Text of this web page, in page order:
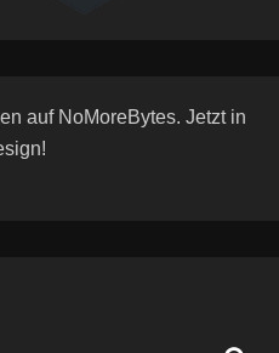
auf NoMoreBytes. Jetzt in